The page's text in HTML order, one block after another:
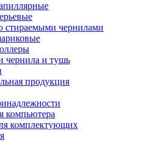
стираемыми чернилами
чернила и тушь
продукция
компьютера
комплектующих